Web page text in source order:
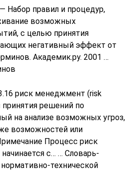
— Набор правил и процедур,
возможных
с целью принятия
негативный эффект от
Академик.ру. 2001 …
риск менеджмент (risk
принятия решений по
на анализе возможных угроз,
возможностей или
Процесс риск
с… … Словарь-
технической